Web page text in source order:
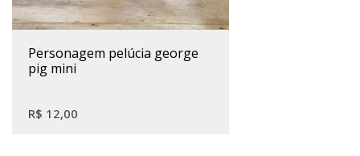
personagem pelúcia george
pig mini
R$ 12,00